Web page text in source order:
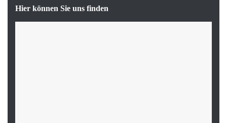
Hier können Sie uns finden